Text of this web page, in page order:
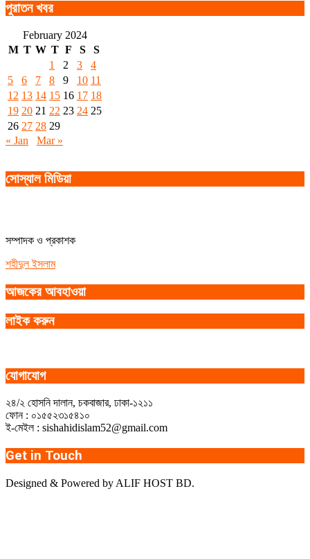
পুরাতন খবর
February 2024
M T W T F S
S
1
2 3
4
5
6 7 8 9 10 11
12 13 14 15 16 17 18
19 20 21 22 23 24 25
26 27 28 29
« Jan
Mar »
সোস্যাল মিডিয়া
সম্পাদক ও প্রকাশক
শহীদুল ইসলাম
আজকের আবহাওয়া
লাইক করুন
যোগাযোগ
২৪/২ হোসনি দালান, চকবাজার, ঢাকা-১২১১
ফোন : ০১৫৫২৩১৫৪১০
ই-মেইল : sishahidislam52@gmail.com
Get in Touch
Designed & Powered by ALIF HOST BD.